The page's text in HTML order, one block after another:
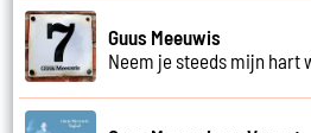
Guus Meeuwis
Neem je steeds mijn hart